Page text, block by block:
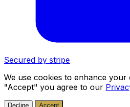
Secured by stripe
We use cookies to enhance your
"Accept" you agree to our
Decline Accept